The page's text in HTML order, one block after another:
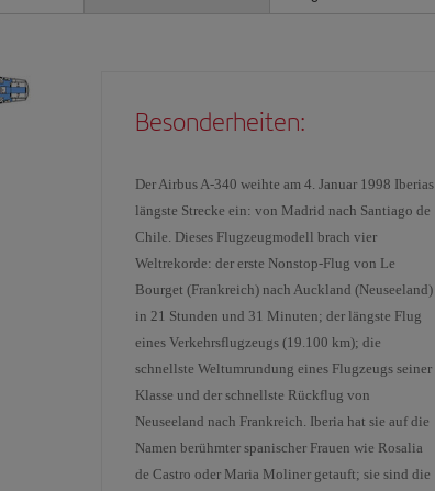
Besonderheiten:
Der Airbus A-340 weihte am 4. Januar 1998 Iberias
längste Strecke ein: von Madrid nach Santiago de
Chile. Dieses Flugzeugmodell brach vier
Weltrekorde: der erste Nonstop-Flug von Le
Bourget (Frankreich) nach Auckland (Neuseeland)
in 21 Stunden und 31 Minuten; der längste Flug
eines Verkehrsflugzeugs (19.100 km); die
schnellste Weltumrundung eines Flugzeugs seiner
Klasse und der schnellste Rückflug von
Neuseeland nach Frankreich. Iberia hat sie auf die
Namen berühmter spanischer Frauen wie Rosalia
de Castro oder Maria Moliner getauft; sie sind die